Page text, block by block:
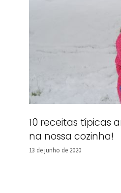
10 receitas típicas
na nossa cozinha!
13 de junho de 2020